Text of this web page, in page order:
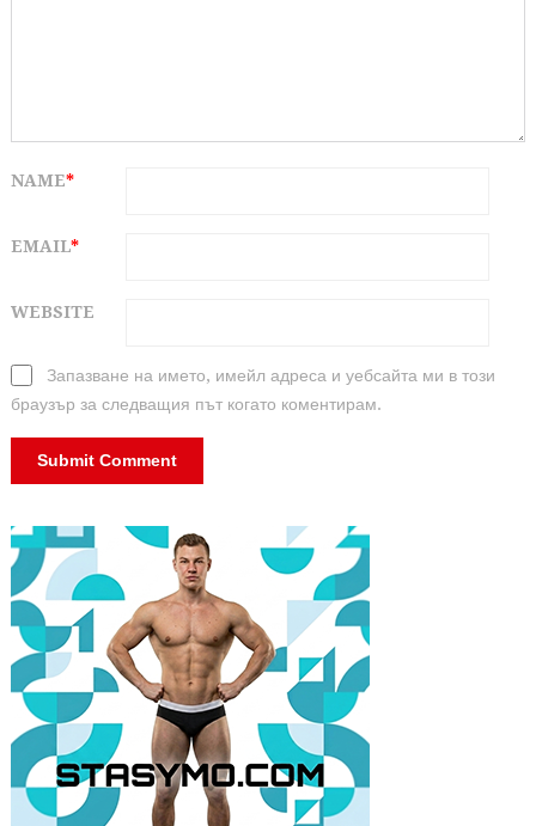
NAME*
EMAIL*
WEBSITE
Запазване на името, имейл адреса и уебсайта ми в този
браузър за следващия път когато коментирам.